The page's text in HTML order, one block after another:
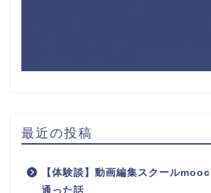
最近の投稿
【体験談】動画編集スクール
通った話